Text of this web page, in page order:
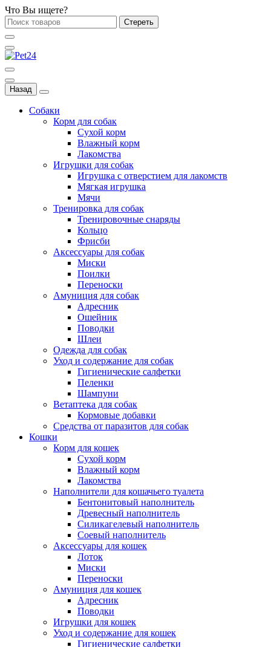
Что Вы ищете?
Стереть
Назад
Собаки
Корм для собак
Сухой корм
Влажный корм
Лакомства
Игрушки для собак
Игрушка с отверстием для лакомств
Мягкая игрушка
Мячи
Тренировка для собак
Тренировочные снаряды
Кольцо
Фрисби
Аксессуары для собак
Миски
Поилки
Переноски
Амуниция для собак
Адресник
Ошейник
Поводки
Шлеи
Одежда для собак
Уход и содержание для собак
Гигиенические салфетки
Пеленки
Шампуни
Ветаптека для собак
Кормовые добавки
Средства от паразитов для собак
Кошки
Корм для кошек
Сухой корм
Влажный корм
Лакомства
Наполнители для кошачьего туалета
Бентонитовый наполнитель
Древесный наполнитель
Силикагелевый наполнитель
Соевый наполнитель
Аксессуары для кошек
Лоток
Миски
Переноски
Амуниция для кошек
Адресник
Поводки
Игрушки для кошек
Уход и содержание для кошек
Гигиенические салфетки